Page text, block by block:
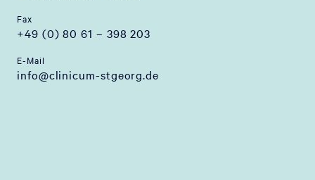
Fax
+49 (0) 80 61 – 398 203
E-Mail
info@clinicum-stgeorg.de